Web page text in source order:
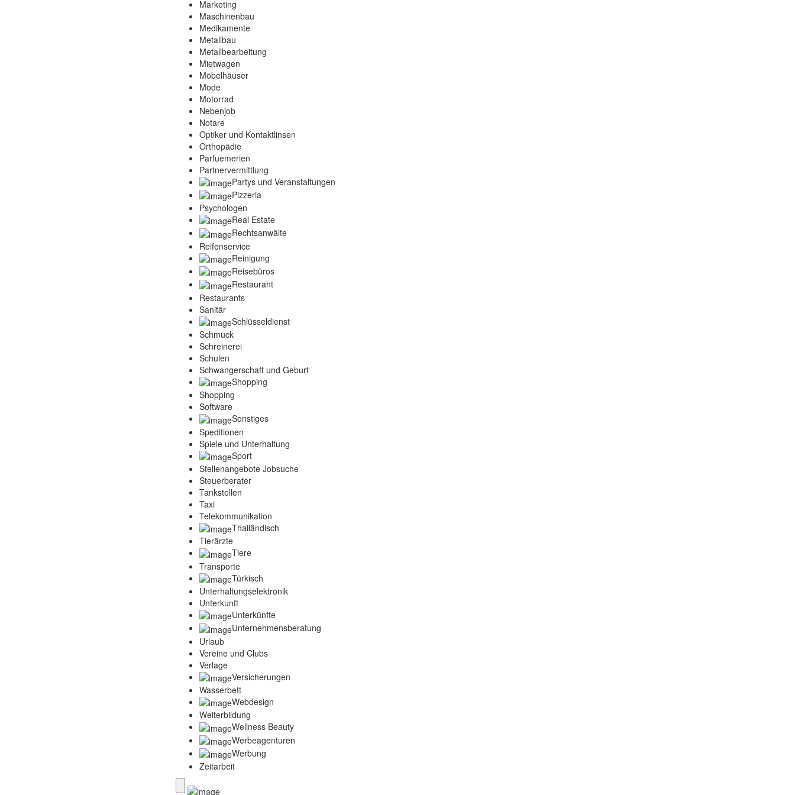
Marketing
Maschinenbau
Medikamente
Metallbau
Metallbearbeitung
Mietwagen
Möbelhäuser
Mode
Motorrad
Nebenjob
Notare
Optiker und Kontaktlinsen
Orthopädie
Parfuemerien
Partnervermittlung
Partys und Veranstaltungen
Pizzeria
Psychologen
Real Estate
Rechtsanwälte
Reifenservice
Reinigung
Reisebüros
Restaurant
Restaurants
Sanitär
Schlüsseldienst
Schmuck
Schreinerei
Schulen
Schwangerschaft und Geburt
Shopping
Shopping
Software
Sonstiges
Speditionen
Spiele und Unterhaltung
Sport
Stellenangebote Jobsuche
Steuerberater
Tankstellen
Taxi
Telekommunikation
Thailändisch
Tierärzte
Tiere
Transporte
Türkisch
Unterhaltungselektronik
Unterkunft
Unterkünfte
Unternehmensberatung
Urlaub
Vereine und Clubs
Verlage
Versicherungen
Wasserbett
Webdesign
Weiterbildung
Wellness Beauty
Werbeagenturen
Werbung
Zeitarbeit